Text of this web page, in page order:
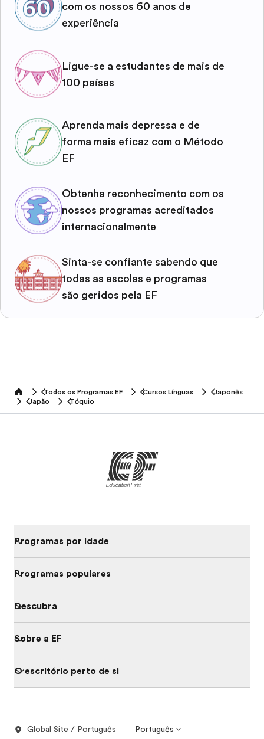
com os nossos 60 anos de
experiência
Ligue-se a estudantes de mais de
100 países
Aprenda mais depressa e de
forma mais eficaz com o Método
EF
Obtenha reconhecimento com os
nossos programas acreditados
internacionalmente
Sinta-se confiante sabendo que
todas as escolas e programas
são geridos pela EF
home Todos os Programas EF Cursos Línguas
Japonês
Japão
Tóquio
Programas por idade
Programas populares
Descubra
Sobre a EF
O escritório perto de si
Global Site / Português Português